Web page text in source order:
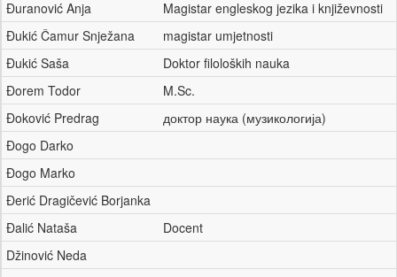
Đuranović Anja
Magistar engleskog jezika i književnosti
Đukić Čamur Snježana
magistar umjetnosti
Đukić Saša
Doktor filoloških nauka
Đorem Todor
M.Sc.
Đoković Predrag
доктор наука (музикологија)
Đogo Darko
Đogo Marko
Đerić Dragičević Borjanka
Đalić Nataša
Docent
Džinović Neda